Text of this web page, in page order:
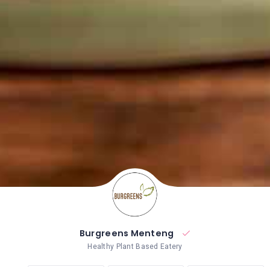
Burgreens Menteng
Healthy Plant Based Eatery